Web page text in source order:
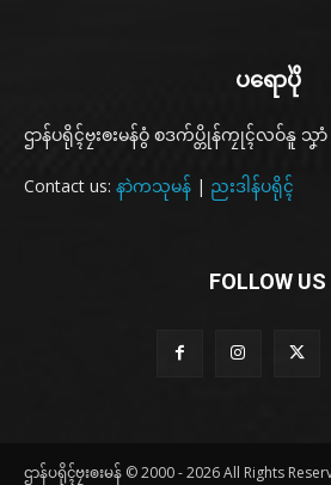
ပရောပိုဲ
ဌာန်ပရိုၚ်ဗၠးၜးမန်ဝွံ စဒက်ပ္တိုန်ကၠုၚ်လဝ်နူ သၞ
Contact us: နာဲကသုမန် | ညးဒါန်ပရိုၚ်
FOLLOW US
ဌာန်ပရိုၚ်ဗၠးၜးမန် © 2000 - 2026 All Rights